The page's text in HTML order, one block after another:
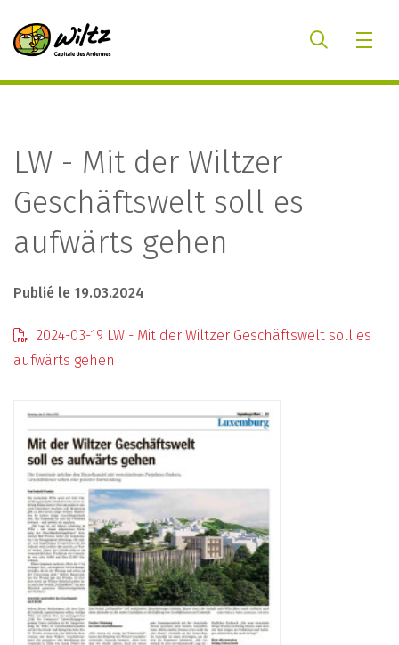
LW - Mit der Wiltzer
Geschäftswelt soll es
aufwärts gehen
Publié le 19.03.2024
2024-03-19 LW - Mit der Wiltzer Geschäftswelt soll es
aufwärts gehen